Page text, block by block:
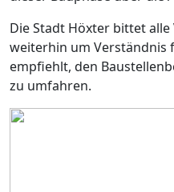
Die Stadt Höxter bittet
weiterhin um Verständnis
empfiehlt, den
zu umfahren.